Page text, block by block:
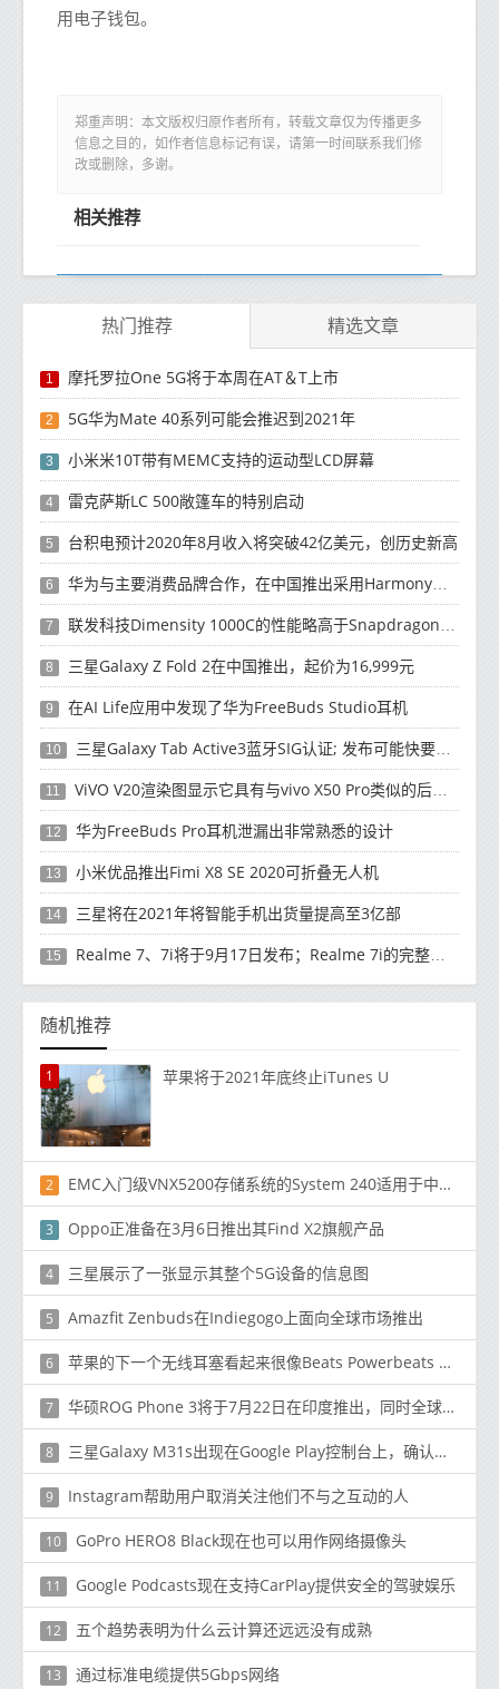
用电子钱包。
郑重声明：本文版权归原作者所有，转载文章仅为传播更多
信息之目的，如作者信息标记有误，请第一时间联系我们修
改或删除，多谢。
相关推荐
热门推荐 精选文章
1 摩托罗拉One 5G将于本周在AT＆T上市
2 5G华为Mate 40系列可能会推迟到2021年
3 小米米10T带有MEMC支持的运动型LCD屏幕
4 雷克萨斯LC 500敞篷车的特别启动
5 台积电预计2020年8月收入将突破42亿美元，创历史新高
6 华为与主要消费品牌合作，在中国推出采用HarmonyOS 2.0的智能家居产品
7 联发科技Dimensity 1000C的性能略高于Snapdragon 765G
8 三星Galaxy Z Fold 2在中国推出，起价为16,999元
9 在AI Life应用中发现了华为FreeBuds Studio耳机
10 三星Galaxy Tab Active3蓝牙SIG认证; 发布可能快要结束了
11 ViVO V20渲染图显示它具有与vivo X50 Pro类似的后部设计
12 华为FreeBuds Pro耳机泄漏出非常熟悉的设计
13 小米优品推出Fimi X8 SE 2020可折叠无人机
14 三星将在2021年将智能手机出货量提高至3亿部
15 Realme 7、7i将于9月17日发布；Realme 7i的完整规格并导致泄漏
随机推荐
1 苹果将​​于2021年底终止iTunes U
2 EMC入门级VNX5200存储系统的System 240适用于中型企业和远程办公室
3 Oppo正准备在3月6日推出其Find X2旗舰产品
4 三星展示了一张显示其整个5G设备的信息图
5 Amazfit Zenbuds在Indiegogo上面向全球市场推出
6 苹果的下一个无线耳塞看起来很像Beats Powerbeats Pro
7 华硕ROG Phone 3将于7月22日在印度推出，同时全球发售
8 三星Galaxy M31s出现在Google Play控制台上，确认了Exynos 9611
9 Instagram帮助用户取消关注他们不与之互动的人
10 GoPro HERO8 Black现在也可以用作网络摄像头
11 Google Podcasts现在支持CarPlay提供安全的驾驶娱乐
12 五个趋势表明为什么云计算还远远没有成熟
13 通过标准电缆提供5Gbps网络